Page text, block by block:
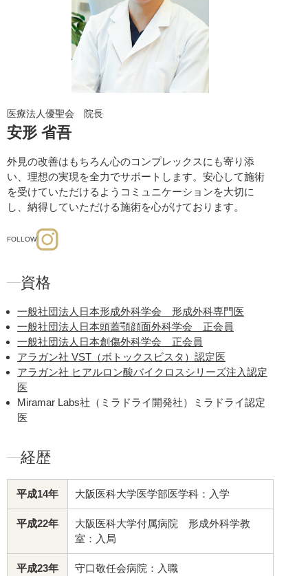
医療法人優聖会 院長
安形 省吾
外見の改善はもちろん心のコンプレックスにも寄り添
い、理想の実現を全力でサポートします。安心して施術
を受けていただけるようコミュニケーションを大切に
し、納得していただける施術を心がけております。
FOLLOW
資格
一般社団法人日本形成外科学会 形成外科専門医
一般社団法人日本頭蓋顎顔面外科学会 正会員
一般社団法人日本創傷外科学会 正会員
アラガン社 VST（ボトックスビスタ）認定医
アラガン社 ヒアルロン酸バイクロスシリーズ注入認定
医
Miramar Labs社（ミラドライ開発社）ミラドライ認定
医
経歴
平成14年 大阪医科大学医学部医学科：入学
平成22年
大阪医科大学付属病院 形成外科学教
室：入局
平成23年 守口敬任会病院：入職